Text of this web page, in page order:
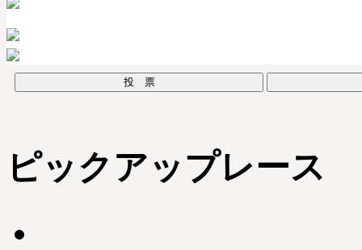
投 票
ピックアップレース